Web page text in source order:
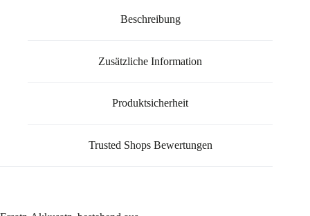
Beschreibung
Zusätzliche Information
Produktsicherheit
Trusted Shops Bewertungen